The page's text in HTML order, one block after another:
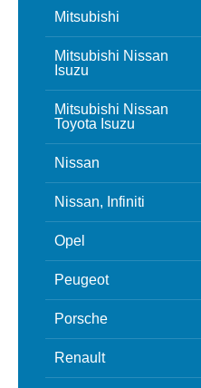
Mitsubishi
Mitsubishi Nissan
Isuzu
Mitsubishi Nissan
Toyota Isuzu
Nissan
Nissan, Infiniti
Opel
Peugeot
Porsche
Renault